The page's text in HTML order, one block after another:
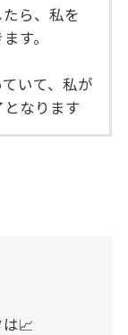
ら、私を
す。
いて、私が
なります
📈